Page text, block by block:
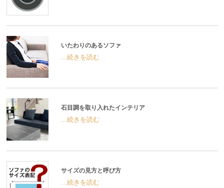
いたわりのあるソファ
...続きを読む
石目調を取り入れたインテリア
...続きを読む
サイズの見方と呼び方
...続きを読む